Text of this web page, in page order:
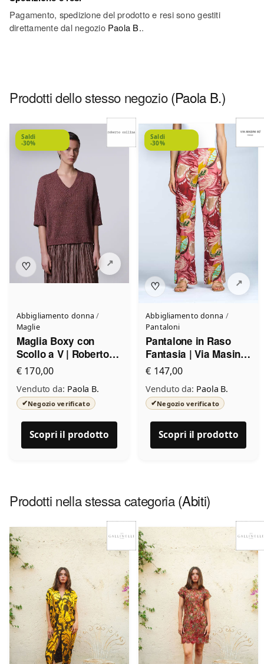
Pagamento, spedizione del prodotto e resi sono gestiti
direttamente dal negozio Paola B..
Prodotti dello stesso negozio(Paola B.)
Saldi
-30%
♡
Abbigliamento donna /
Maglie
Maglia Boxy con
Scollo a V | Roberto
Collina
€ 170,00
Venduto da: Paola B.
✔Negozio verificato
Scopri il prodotto
Saldi
-30%
♡
Abbigliamento donna /
Pantaloni
Pantalone in Raso
Fantasia | Via Masini
80
€ 147,00
Venduto da: Paola B.
✔Negozio verificato
Scopri il prodotto
Prodotti nella stessa categoria(Abiti)